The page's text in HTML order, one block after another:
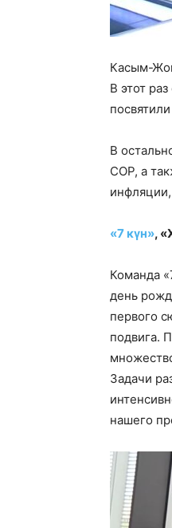
Касым-
В этот
В
СОР, а
«7 күн»,
Команда
день
первого
подвига.
Задачи
нашего